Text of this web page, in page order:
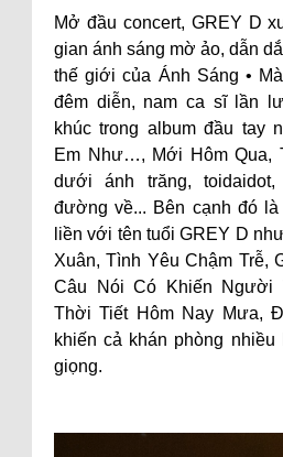
Mở đầu concert, GREY D
gian ánh sáng mờ ảo, dẫn
thế giới của Ánh Sáng •
đêm diễn, nam ca sĩ lần
khúc trong album đầu tay
Em Như…, Mới Hôm Qua,
dưới ánh trăng,
đường về... Bên cạnh đó
liền với tên tuổi GREY D
Xuân, Tình Yêu Chậm Trễ,
Câu Nói Có Khiến Người
Thời Tiết Hôm Nay Mưa,
khiến cả khán phòng nhiều
giọng.